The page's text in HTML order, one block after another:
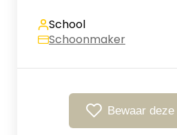
School
Schoonmaker
Bewaar